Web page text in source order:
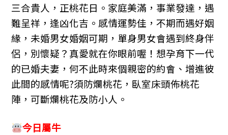
三合貴人，正桃花日。家庭美滿，事業發達，遇
難呈祥，逢凶化吉。感情運勢佳，不期而遇好姻
緣，未婚男女婚姻可期，單身男女會遇到終身伴
侶，別懷疑？真愛就在你眼前喔！想孕育下一代
的已婚夫妻，何不此時來個親密的約會、增進彼
此間的感情呢?須防爛桃花，臥室床頭佈桃花
陣，可斷爛桃花及防小人。
今日屬牛